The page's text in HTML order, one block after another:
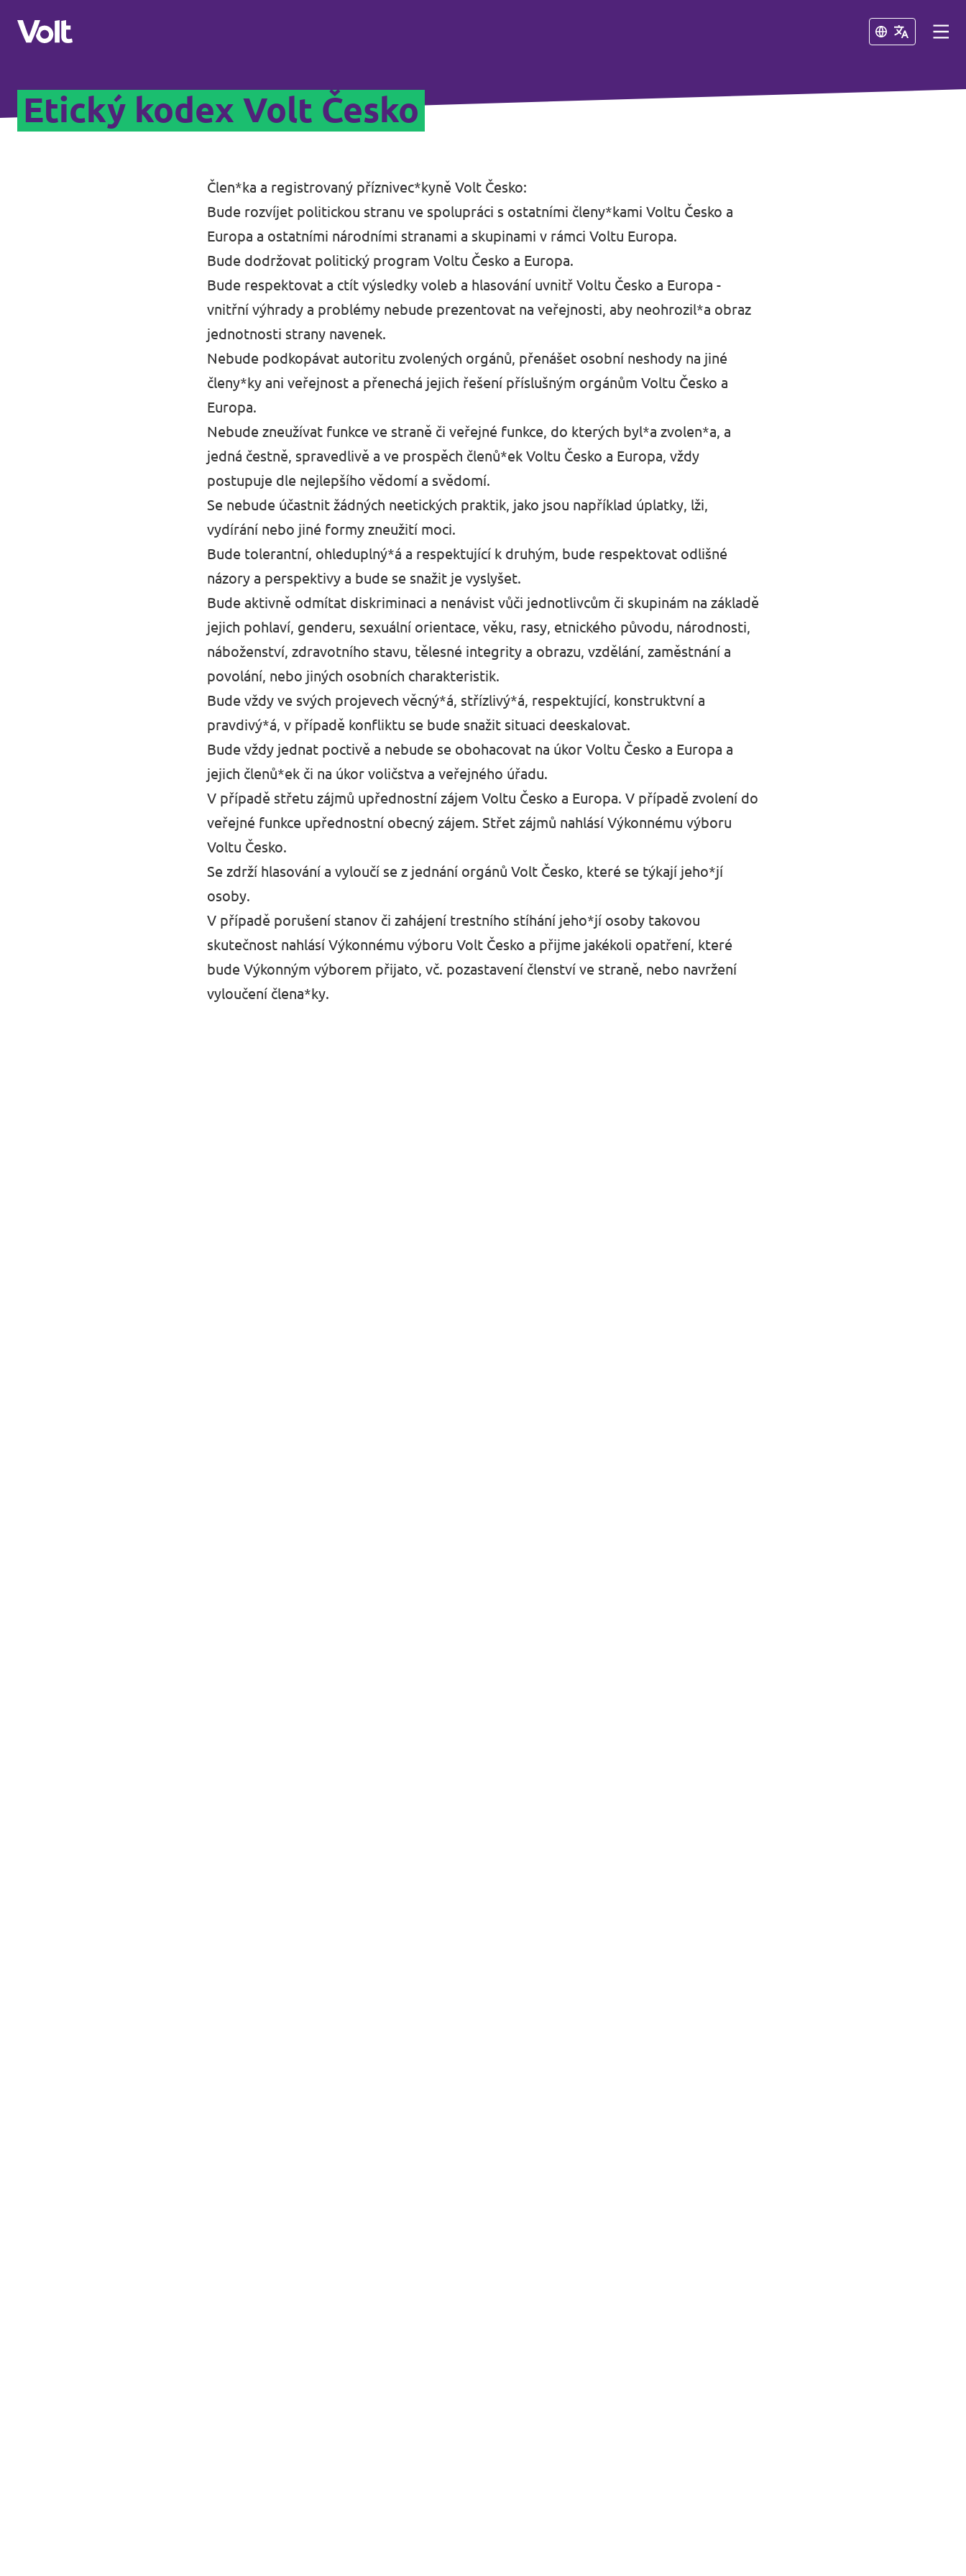
Zavřít
Naši sousedé
Zavřít
Etický kodex Volt Česko
Člen*ka a registrovaný příznivec*kyně Volt Česko:
Bude rozvíjet politickou stranu ve spolupráci s ostatními členy*kami Voltu Česko a
Europa a ostatními národními stranami a skupinami v rámci Voltu Europa.
Bude dodržovat politický program Voltu Česko a Europa.
Bude respektovat a ctít výsledky voleb a hlasování uvnitř Voltu Česko a Europa -
vnitřní výhrady a problémy nebude prezentovat na veřejnosti, aby neohrozil*a obraz
jednotnosti strany navenek.
Nebude podkopávat autoritu zvolených orgánů, přenášet osobní neshody na jiné
členy*ky ani veřejnost a přenechá jejich řešení příslušným orgánům Voltu Česko a
Europa.
Nebude zneužívat funkce ve straně či veřejné funkce, do kterých byl*a zvolen*a, a
jedná čestně, spravedlivě a ve prospěch členů*ek Voltu Česko a Europa, vždy
postupuje dle nejlepšího vědomí a svědomí.
Se nebude účastnit žádných neetických praktik, jako jsou například úplatky, lži,
vydírání nebo jiné formy zneužití moci.
Bude tolerantní, ohleduplný*á a respektující k druhým, bude respektovat odlišné
názory a perspektivy a bude se snažit je vyslyšet.
Bude aktivně odmítat diskriminaci a nenávist vůči jednotlivcům či skupinám na základě
jejich pohlaví, genderu, sexuální orientace, věku, rasy, etnického původu, národnosti,
náboženství, zdravotního stavu, tělesné integrity a obrazu, vzdělání, zaměstnání a
povolání, nebo jiných osobních charakteristik.
Bude vždy ve svých projevech věcný*á, střízlivý*á, respektující, konstruktvní a
pravdivý*á, v případě konfliktu se bude snažit situaci deeskalovat.
Bude vždy jednat poctivě a nebude se obohacovat na úkor Voltu Česko a Europa a
jejich členů*ek či na úkor voličstva a veřejného úřadu.
V případě střetu zájmů upřednostní zájem Voltu Česko a Europa. V případě zvolení do
veřejné funkce upřednostní obecný zájem. Střet zájmů nahlásí Výkonnému výboru
Voltu Česko.
Se zdrží hlasování a vyloučí se z jednání orgánů Volt Česko, které se týkají jeho*jí
osoby.
V případě porušení stanov či zahájení trestního stíhání jeho*jí osoby takovou
skutečnost nahlásí Výkonnému výboru Volt Česko a přijme jakékoli opatření, které
bude Výkonným výborem přijato, vč. pozastavení členství ve straně, nebo navržení
vyloučení člena*ky.